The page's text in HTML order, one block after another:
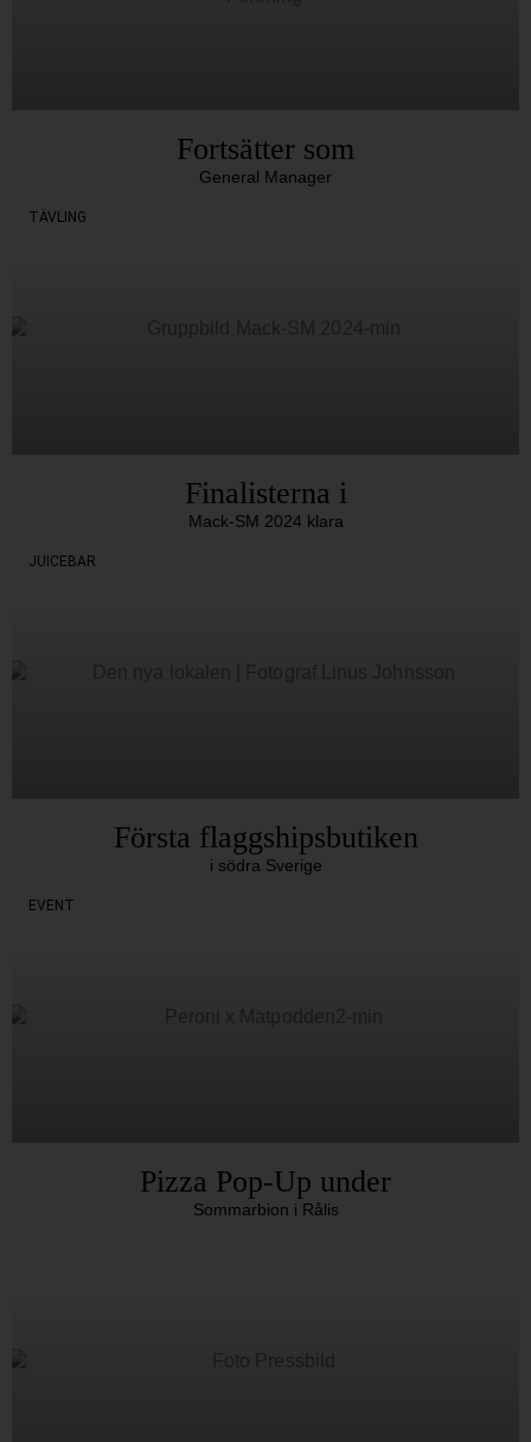
Fortsätter som
General Manager
TÄVLING
Finalisterna i
Mack-SM 2024 klara
JUICEBAR
Första flaggshipsbutiken
i södra Sverige
EVENT
Pizza Pop-Up under
Sommarbion i Rålis